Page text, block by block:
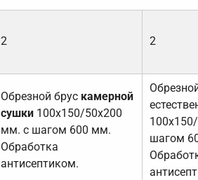
2 2
Обрезной брус камерной
сушки 100х150/50х200
мм. с шагом 600 мм.
Обработка
антисептиком.
шагом